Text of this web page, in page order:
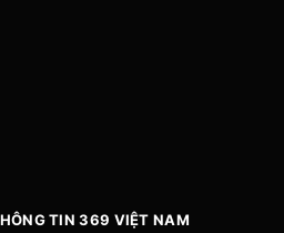
TIN 369 VIỆT NAM